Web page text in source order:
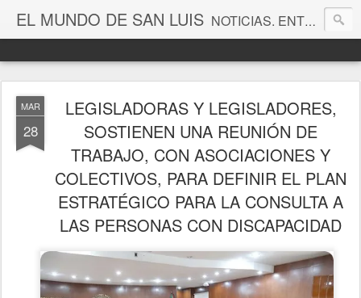
EL MUNDO DE SAN LUIS NOTICIAS. ENTRETENIMIENTO. EDITORIALES. CANAL DE VÍDEOS. GALERÍA DE FOTOGRAFÍAS.
MAR
28
LEGISLADORAS Y LEGISLADORES,
SOSTIENEN UNA REUNIÓN DE
TRABAJO, CON ASOCIACIONES Y
COLECTIVOS, PARA DEFINIR EL PLAN
ESTRATÉGICO PARA LA CONSULTA A
LAS PERSONAS CON DISCAPACIDAD